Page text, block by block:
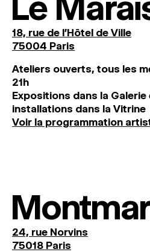
18, rue de l'Hôtel de Ville
75004 Paris
Ateliers ouverts, tous les
21h
Expositions dans la Galerie
installations dans la Vitrine
Voir la programmation
24, rue Norvins
75018 Paris